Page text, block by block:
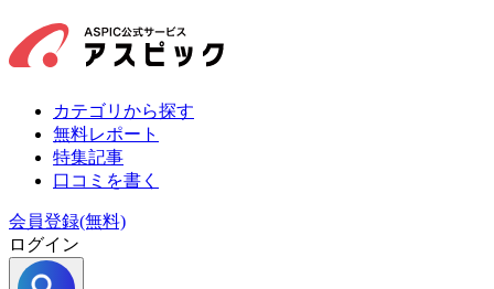
カテゴリから探す
無料レポート
特集記事
口コミを書く
会員登録(無料)
ログイン